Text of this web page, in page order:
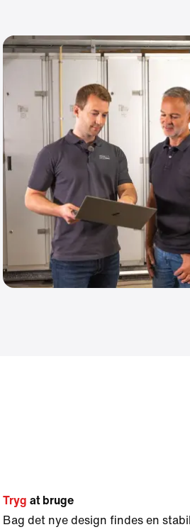
Tryg at bruge
Bag det nye design findes en